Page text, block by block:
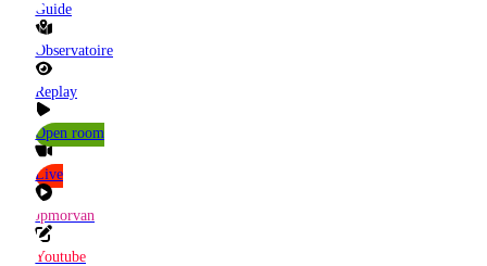
Guide
Observatoire
Replay
Open room
Live
Jpmorvan
Youtube